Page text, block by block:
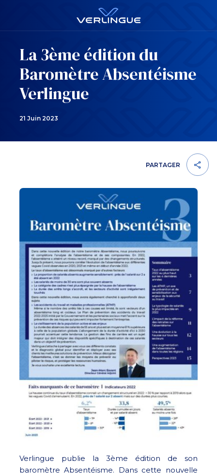
La 3ème édition du
Baromètre Absentéisme
Verlingue
21 Juin 2023
PARTAGER
Verlingue publie la 3ème édition de son
baromètre Absentéisme. Dans cette nouvelle